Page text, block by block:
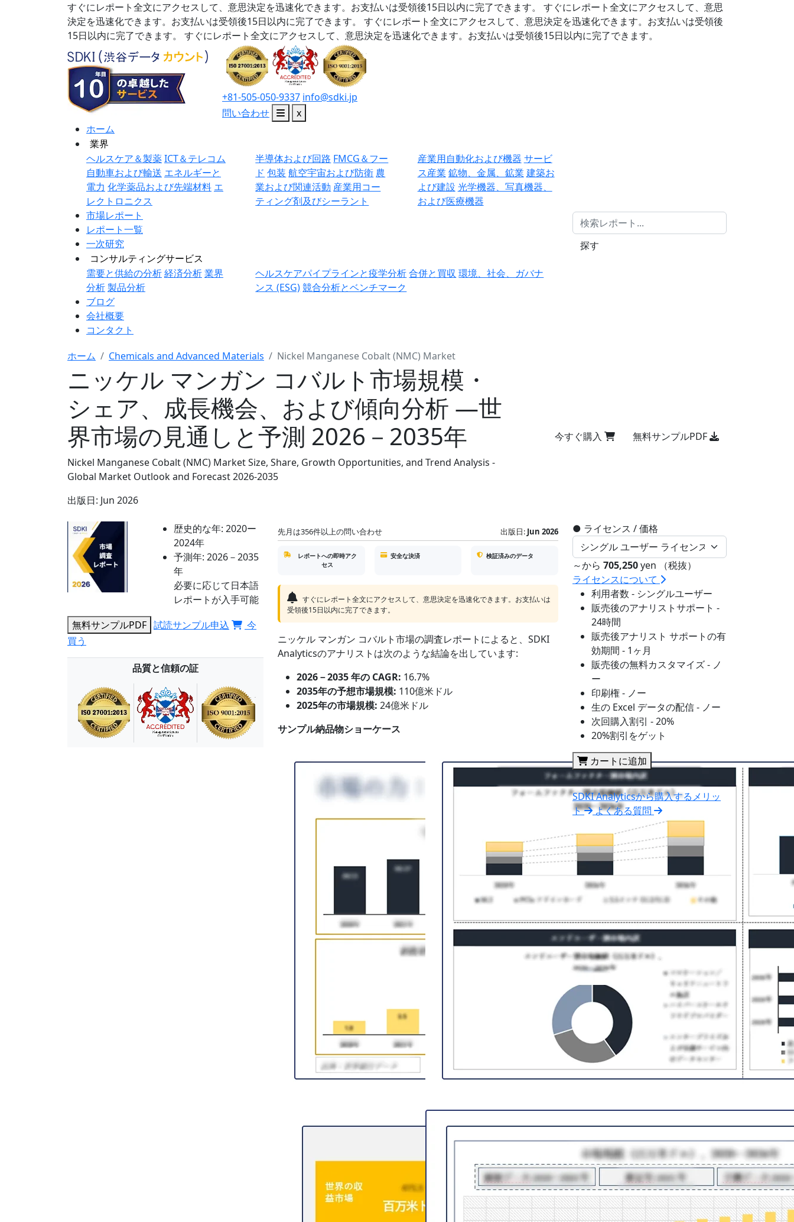
すぐにレポート全文にアクセスして、意思決定を迅速化できます。お支払いは受領後15日以内に完了できます。
すぐにレポート全文にアクセスして、意思
決定を迅速化できます。お支払いは受領後15日以内に完了できます。
すぐにレポート全文にアクセスして、意思決定を迅速化できます。お支払いは受領後
15日以内に完了できます。
すぐにレポート全文にアクセスして、意思決定を迅速化できます。お支払いは受領後15日以内に完了できます。
+81-505-050-9337 info@sdki.jp
問い合わせ
x
ホーム
業界
ヘルスケア＆製薬ICT＆テレコム
自動車および輸送 エネルギーと
電力 化学薬品および先端材料 エ
レクトロニクス
半導体および回路 FMCG＆フー
ド 包装 航空宇宙および防衛 農
業および関連活動 産業用コー
ティング剤及びシーラント
産業用自動化および機器 サービ
ス産業 鉱物、金属、鉱業 建築お
よび建設 光学機器、写真機器、
および医療機器
市場レポート
レポート一覧
一次研究
コンサルティングサービス
需要と供給の分析経済分析業界
分析製品分析
ヘルスケアパイプラインと疫学分析合併と買収 環境、社会、ガバナ
ンス (ESG)競合分析とベンチマーク
ブログ
会社概要
コンタクト
探す
ホーム Chemicals and Advanced Materials Nickel Manganese Cobalt (NMC) Market
ニッケル マンガン コバルト市場規模・
シェア、成長機会、および傾向分析 ―世
界市場の見通しと予測 2026－2035年
Nickel Manganese Cobalt (NMC) Market Size, Share, Growth Opportunities, and Trend Analysis -
Global Market Outlook and Forecast 2026-2035
出版日: Jun 2026
今すぐ購入 無料サンプルPDF
歴史的な年: 2020ー
2024年
予測年: 2026－2035
年
必要に応じて日本語
レポートが入手可能
無料サンプルPDF 試読サンプル申込
今
買う
品質と信頼の証
先月は356件以上の問い合わせ 出版日: Jun 2026
レポートへの即時アク
セス
安全な決済 検証済みのデータ
すぐにレポート全文にアクセスして、意思決定を迅速化できます。お支払いは
受領後15日以内に完了できます。
ニッケル マンガン コバルト市場の調査レポートによると、SDKI
Analyticsのアナリストは次のような結論を出しています:
2026－2035 年の CAGR: 16.7%
2035年の予想市場規模: 110億米ドル
2025年の市場規模: 24億米ドル
サンプル納品物ショーケース
● ライセンス / 価格
～から 705,250yen （税抜）
ライセンスについて
利用者数 - シングルユーザー
販売後のアナリストサポート -
24時間
販売後アナリスト サポートの有
効期間 - 1ヶ月
販売後の無料カスタマイズ - ノ
ー
印刷権 - ノー
生の Excel データの配信 - ノー
次回購入割引 - 20%
20%割引をゲット
カートに追加
SDKI Analyticsから購入するメリッ
ト
よくある質問